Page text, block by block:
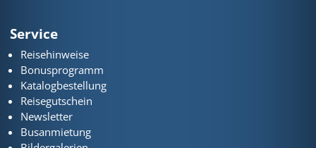
Service
Reisehinweise
Bonusprogramm
Katalogbestellung
Reisegutschein
Newsletter
Busanmietung